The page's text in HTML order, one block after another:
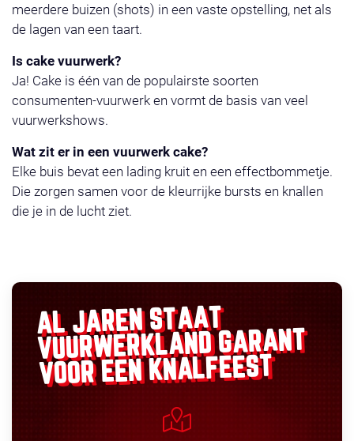
meerdere buizen (shots) in een vaste opstelling, net als
de lagen van een taart.
Is cake vuurwerk?
Ja! Cake is één van de populairste soorten
consumenten-vuurwerk en vormt de basis van veel
vuurwerkshows.
Wat zit er in een vuurwerk cake?
Elke buis bevat een lading kruit en een effectbommetje.
Die zorgen samen voor de kleurrijke bursts en knallen
die je in de lucht ziet.
AL JAREN STAAT
VUURWERKLANDGARANT
VOOR EEN KNALFEEST